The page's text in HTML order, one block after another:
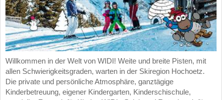
Willkommen in der Welt von WIDI! Weite und breite Pisten, mit
allen Schwierigkeitsgraden, warten in der Skiregion Hochoetz.
Die private und persönliche Atmosphäre, ganztägige
Kinderbetreuung, eigener Kindergarten, Kinderschischule,